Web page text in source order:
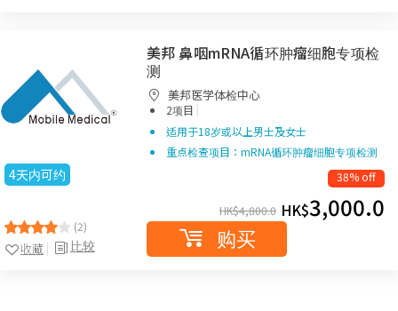
4天内可约
(2)
比较
收藏
美邦 鼻咽mRNA循环肿瘤细胞专项检
测
美邦医学体检中心
2项目 |
适用于18岁或以上男士及女士
重点检查项目：mRNA循环肿瘤细胞专项检测
38% off
HK$4,800.0 HK$3,000.0
购买